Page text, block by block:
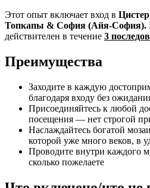
Этот опыт включает вход в
Топкапы & София (Айя-София).
действителен в течение 3
Преимущества
Заходите в каждую
благодаря входу без
Присоединяйтесь к любой
посещения — нет строгой
Наслаждайтесь богатой
которой уже много веков, в
Проводите внутри каждого
сколько пожелаете